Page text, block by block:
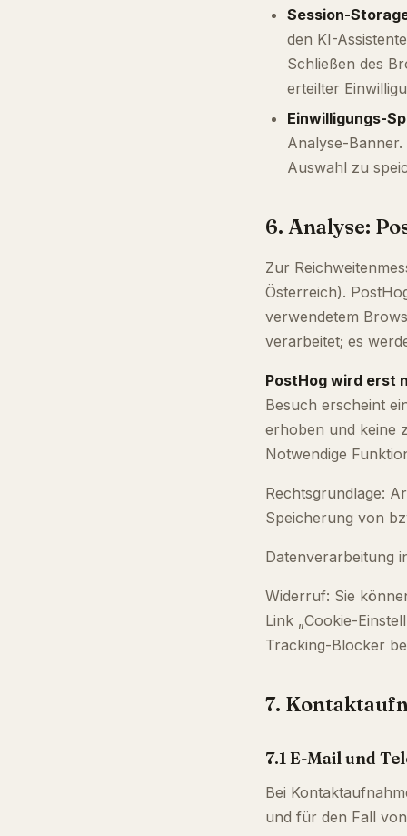
Session-
den KI-
Schließen des
erteilter
Einwilligungs-
Analyse-
Auswahl zu
6. Analyse:
Zur
Österreich).
verwendetem
verarbeitet; es
PostHog wird erst
Besuch erscheint
erhoben und keine
Notwendige
Rechtsgrundlage:
Speicherung von
Datenverarbeitung
Widerruf: Sie
Link „Cookie-
Tracking-Blocker
7.
7.1 E-Mail und
Bei
und für den Fall